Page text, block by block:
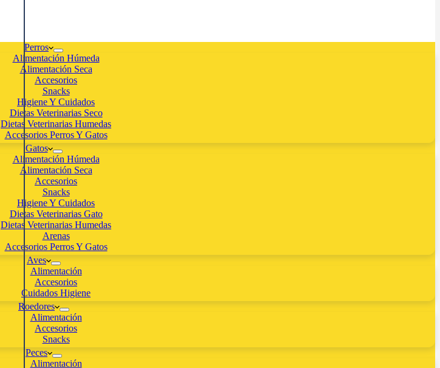
Perros
Alimentación Húmeda
Alimentación Seca
Accesorios
Snacks
Higiene Y Cuidados
Dietas Veterinarias Seco
Dietas Veterinarias Humedas
Accesorios Perros Y Gatos
Gatos
Alimentación Húmeda
Alimentación Seca
Accesorios
Snacks
Higiene Y Cuidados
Dietas Veterinarias Gato
Dietas Veterinarias Humedas
Arenas
Accesorios Perros Y Gatos
Aves
Alimentación
Accesorios
Cuidados Higiene
Roedores
Alimentación
Accesorios
Snacks
Peces
Alimentación